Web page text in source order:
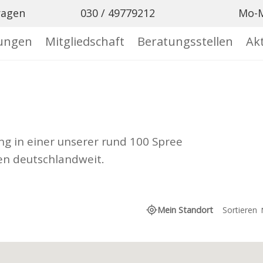
030 / 49779212 Mo-
Mitgliedschaft Beratungsstellen
in einer unserer rund 100 Spree
deutschlandweit.
Mein Standort Sortieren